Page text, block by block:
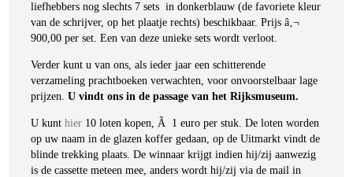
liefhebbers nog slechts 7 sets in donkerblauw (de favoriete kleur
van de schrijver, op het plaatje rechts) beschikbaar. Prijs â‚¬
900,00 per set. Een van deze unieke sets wordt verloot.
Verder kunt u van ons, als ieder jaar een schitterende
verzameling prachtboeken verwachten, voor onvoorstelbaar lage
prijzen.U vindt ons in de passage van het Rijksmuseum.
U kunthier 10 loten kopen, Ã 1 euro per stuk. De loten worden
op uw naam in de glazen koffer gedaan, op de Uitmarkt vindt de
blinde trekking plaats. De winnaar krijgt indien hij/zij aanwezig
is de cassette meteen mee, anders wordt hij/zij via de mail in